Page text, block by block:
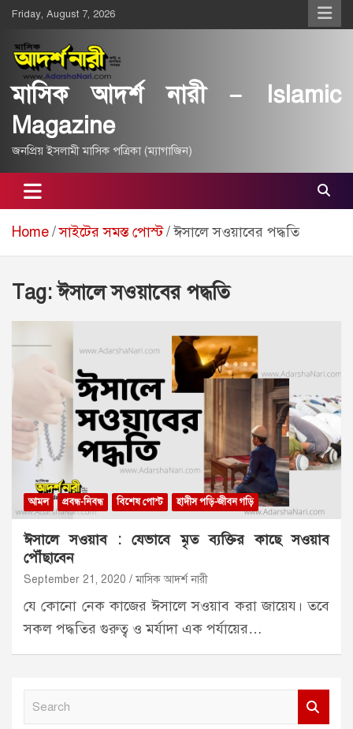
Skip
content
Friday, August 7, 2026
মাসিক আদর্শ নারী – Islamic
Magazine
জনপ্রিয় ইসলামী মাসিক পত্রিকা (ম্যাগাজিন)
Home সাইটের সমস্ত পোস্ট ঈসালে সওয়াবের পদ্ধতি
Tag:ঈসালে সওয়াবের পদ্ধতি
আমল প্রবন্ধ-নিবন্ধ বিশেষ পোস্ট হাদীস পড়ি-জীবন গড়ি
ঈসালে সওয়াব : যেভাবে মৃত ব্যক্তির কাছে সওয়াব
পৌঁছাবেন
September 21, 2020 মাসিক আদর্শ নারী
যে কোনো নেক কাজের ঈসালে সওয়াব করা জায়েয। তবে
সকল পদ্ধতির গুরুত্ব ও মর্যাদা এক পর্যায়ের…